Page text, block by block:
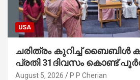
USA
ചരിത്രം കുറിച്ച്
പ്രതി 31ദിവസം കൊണ്ട്
മാർത്തോമ്മാ ചർച്ച് ഓഫ്
August 5, 2026 P P Cherian